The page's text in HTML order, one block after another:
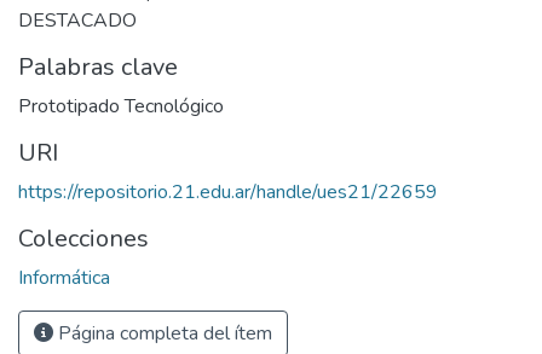
DESTACADO
Palabras clave
Prototipado Tecnológico
URI
https://repositorio.21.edu.ar/handle/ues21/22659
Colecciones
Informática
Página completa del ítem